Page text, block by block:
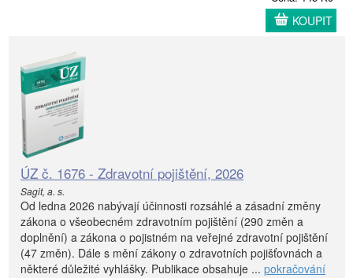
KOUPIT
ÚZ č. 1676 - Zdravotní pojištění, 2026
Sagit, a. s.
Od ledna 2026 nabývají účinnosti rozsáhlé a zásadní změny
zákona o všeobecném zdravotním pojištění (290 změn a
doplnění) a zákona o pojistném na veřejné zdravotní pojištění
(47 změn). Dále s mění zákony o zdravotních pojišťovnách a
některé důležité vyhlášky. Publikace obsahuje ... pokračování